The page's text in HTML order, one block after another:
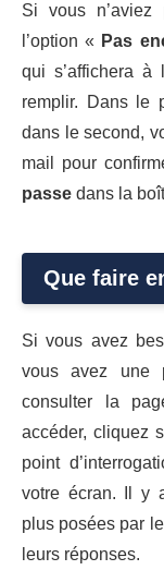
Si vous n’aviez
l’option « Pas
qui s’affichera à
remplir. Dans le
dans le second,
mail pour
passe dans la
Que faire
Si vous avez
vous avez une
consulter la
accéder, cliquez
point
votre écran. Il y
plus posées par
leurs réponses.